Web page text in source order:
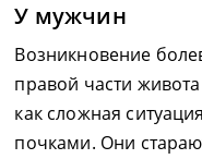
У мужчин
Возникновение
правой части
как сложная
почками. Они